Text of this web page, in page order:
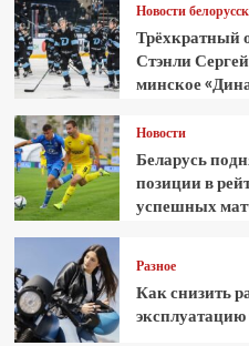
Новости
Трёхкратный
Стэнли
минское
Новости
Беларусь
позиции в
успешных
Разное
Как снизить
эксплуатацию